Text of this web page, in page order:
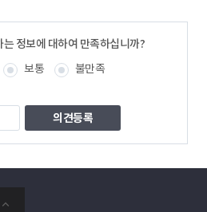
정보에 대하여 만족하십니까?
보통
불만족